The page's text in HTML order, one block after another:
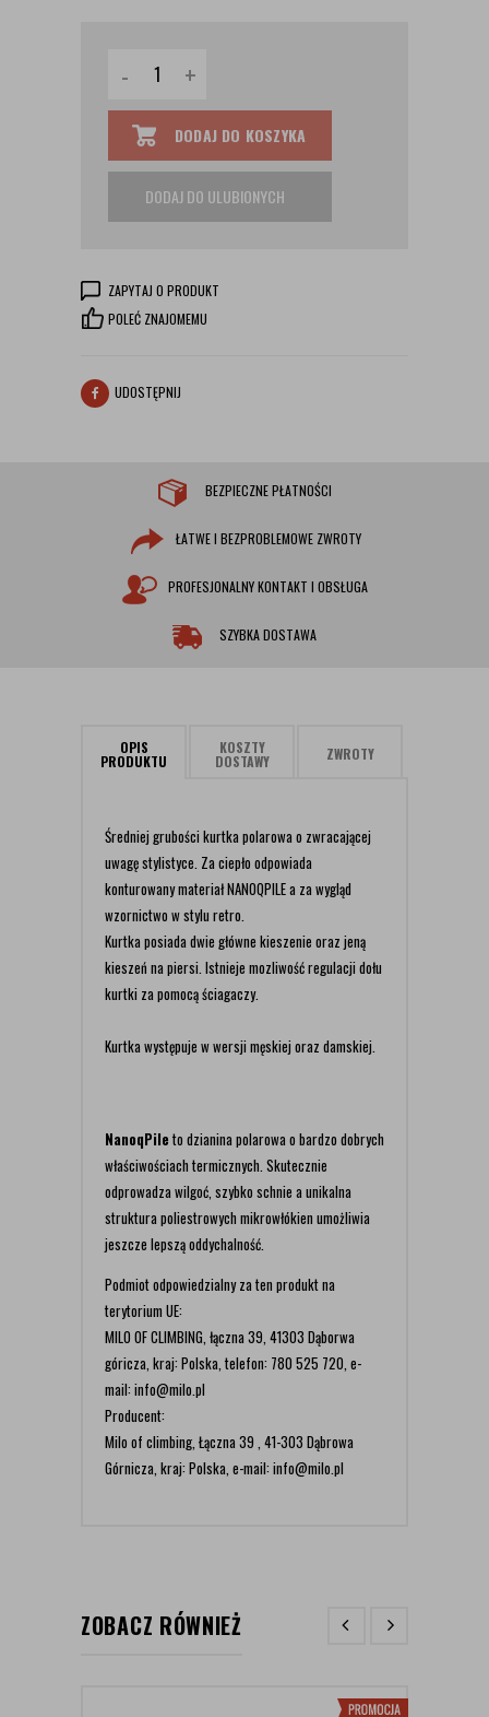
- +
DODAJ DO KOSZYKA
DODAJ DO ULUBIONYCH
ZAPYTAJ O PRODUKT
POLEĆ ZNAJOMEMU
UDOSTĘPNIJ
BEZPIECZNE PŁATNOŚCI
ŁATWE I BEZPROBLEMOWE ZWROTY
PROFESJONALNY KONTAKT I OBSŁUGA
SZYBKA DOSTAWA
OPIS
PRODUKTU
KOSZTY
DOSTAWY ZWROTY
Średniej grubości kurtka polarowa o zwracającej
uwagę stylistyce. Za ciepło odpowiada
konturowany materiał NANOQPILE a za wygląd
wzornictwo w stylu retro.
Kurtka posiada dwie główne kieszenie oraz jeną
kieszeń na piersi. Istnieje mozliwość regulacji dołu
kurtki za pomocą ściagaczy.
Kurtka występuje w wersji męskiej oraz damskiej.
NanoqPile to dzianina polarowa o bardzo dobrych
właściwościach termicznych. Skutecznie
odprowadza wilgoć, szybko schnie a unikalna
struktura poliestrowych mikrowłókien umożliwia
jeszcze lepszą oddychalność.
Podmiot odpowiedzialny za ten produkt na
terytorium UE:
MILO OF CLIMBING, łączna 39, 41303 Dąborwa
góricza, kraj: Polska, telefon: 780 525 720, e-
mail: info@milo.pl
Producent:
Milo of climbing, Łączna 39 , 41-303 Dąbrowa
Górnicza, kraj: Polska, e-mail: info@milo.pl
ZOBACZ RÓWNIEŻ